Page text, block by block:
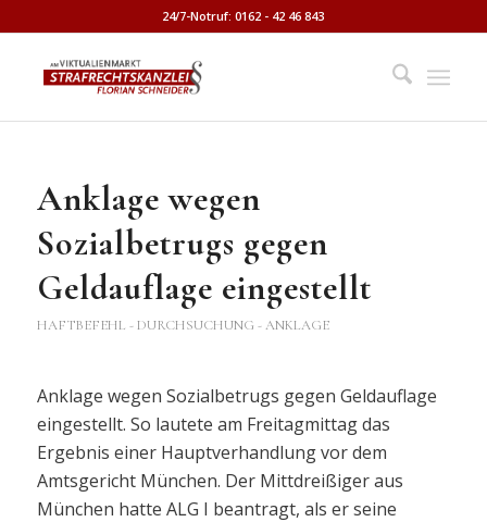
24/7-Notruf: 0162 - 42 46 843
Anklage wegen
Sozialbetrugs gegen
Geldauflage eingestellt
HAFTBEFEHL - DURCHSUCHUNG - ANKLAGE
Anklage wegen Sozialbetrugs gegen Geldauflage
eingestellt. So lautete am Freitagmittag das
Ergebnis einer Hauptverhandlung vor dem
Amtsgericht München. Der Mittdreißiger aus
München hatte ALG I beantragt, als er seine